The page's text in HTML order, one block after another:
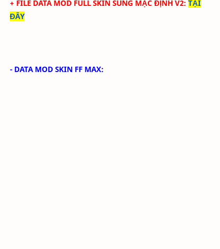
+ FILE DATA MOD FULL SKIN SÚNG MẶC ĐỊNH V2: TẠI
ĐÂY
- DATA MOD SKIN FF MAX: